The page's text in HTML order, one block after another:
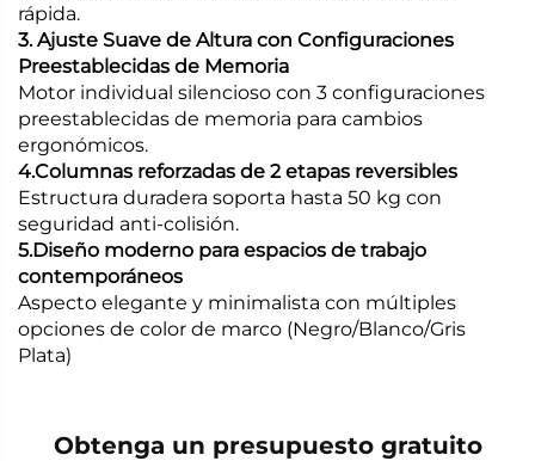
rápida.
3. Ajuste Suave de Altura con Configuraciones
Preestablecidas de Memoria
Motor individual silencioso con 3 configuraciones
preestablecidas de memoria para cambios
ergonómicos.
4.Columnas reforzadas de 2 etapas reversibles
Estructura duradera soporta hasta 50 kg con
seguridad anti-colisión.
5.Diseño moderno para espacios de trabajo
contemporáneos
Aspecto elegante y minimalista con múltiples
opciones de color de marco (Negro/Blanco/Gris
Plata)
Obtenga un presupuesto gratuito